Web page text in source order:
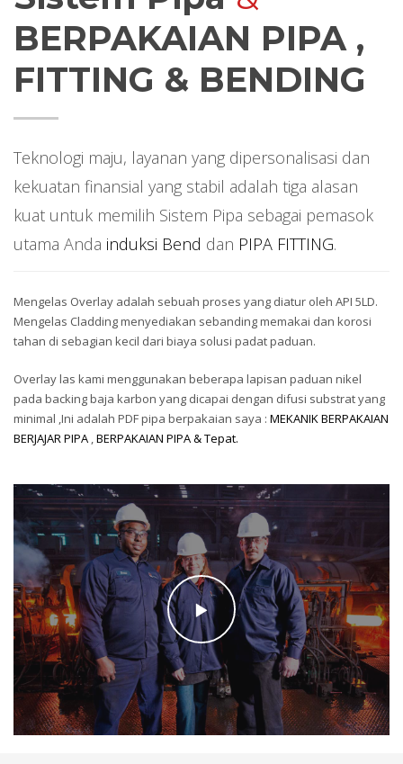
BERPAKAIAN PIPA ,
FITTING & BENDING
Teknologi maju, layanan yang dipersonalisasi dan
kekuatan finansial yang stabil adalah tiga alasan
kuat untuk memilih Sistem Pipa sebagai pemasok
utama Anda induksi Bend dan PIPA FITTING.
Mengelas Overlay adalah sebuah proses yang diatur oleh API 5LD.
Mengelas Cladding menyediakan sebanding memakai dan korosi
tahan di sebagian kecil dari biaya solusi padat paduan.
Overlay las kami menggunakan beberapa lapisan paduan nikel
pada backing baja karbon yang dicapai dengan difusi substrat yang
minimal ,Ini adalah PDF pipa berpakaian saya : MEKANIK BERPAKAIAN
BERJAJAR PIPA ,BERPAKAIAN PIPA & Tepat.